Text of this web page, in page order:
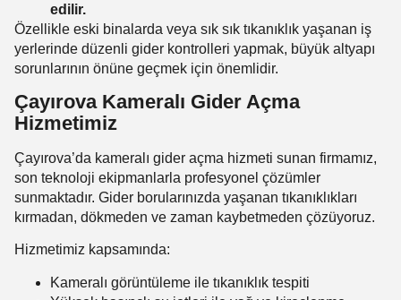
edilir.
Özellikle eski binalarda veya sık sık tıkanıklık yaşanan iş
yerlerinde düzenli gider kontrolleri yapmak, büyük altyapı
sorunlarının önüne geçmek için önemlidir.
Çayırova Kameralı Gider Açma
Hizmetimiz
Çayırova’da kameralı gider açma hizmeti sunan firmamız,
son teknoloji ekipmanlarla profesyonel çözümler
sunmaktadır. Gider borularınızda yaşanan tıkanıklıkları
kırmadan, dökmeden ve zaman kaybetmeden çözüyoruz.
Hizmetimiz kapsamında:
Kameralı görüntüleme ile tıkanıklık tespiti